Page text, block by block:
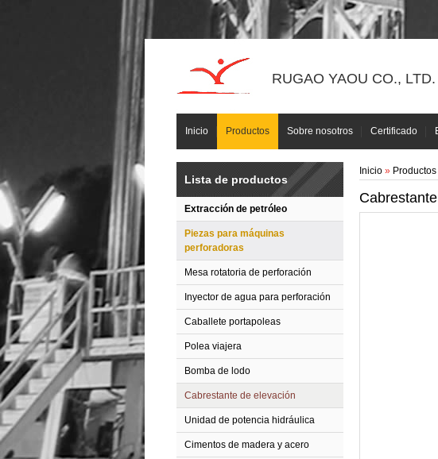
RUGAO YAOU CO., LTD.
Inicio Productos Sobre nosotros Certificado
Lista de productos
Extracción de petróleo
Piezas para máquinas
perforadoras
Mesa rotatoria de perforación
Inyector de agua para perforación
Caballete portapoleas
Polea viajera
Bomba de lodo
Cabrestante de elevación
Unidad de potencia hidráulica
Cimentos de madera y acero
Inicio » Productos